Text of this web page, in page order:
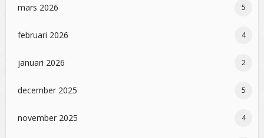
mars 2026 5
februari 2026 4
januari 2026 2
december 2025 5
november 2025 4